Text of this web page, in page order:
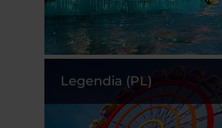
Legendia (PL)